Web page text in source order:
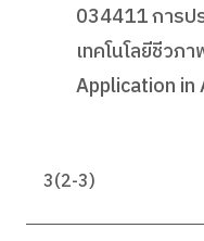
034411 การป
เทคโนโลยีชีวภ
Application
3(2-3)